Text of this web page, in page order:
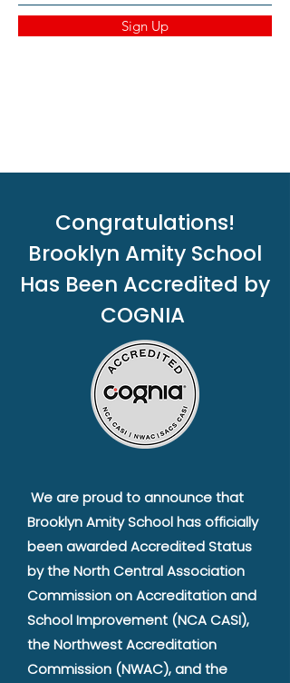
Sign Up
Congratulations!
Brooklyn Amity School
Has Been Accredited by
COGNIA
We are proud to announce that
Brooklyn Amity School has officially
been awarded Accredited Status
by the North Central Association
Commission on Accreditation and
School Improvement (NCA CASI),
the Northwest Accreditation
Commission (NWAC), and the